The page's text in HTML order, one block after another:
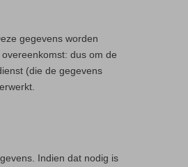
gegevens worden
dus om de
(die de gegevens
Indien dat nodig is